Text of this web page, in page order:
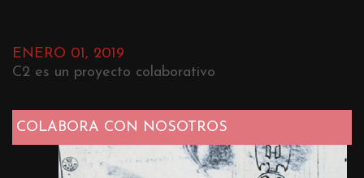
ENERO 01, 2019
C2 es un proyecto colaborativo
COLABORA CON NOSOTROS